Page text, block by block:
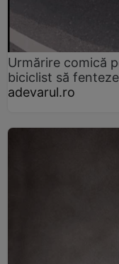
Urmărire comică
biciclist să
adevarul.ro